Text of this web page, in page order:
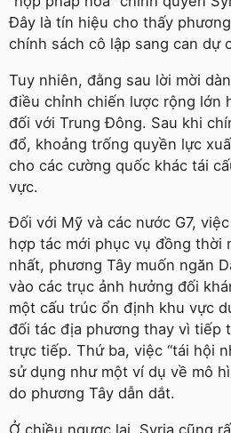
Đây là tín hiệu cho thấy
chính sách cô lập sang can dự
Tuy nhiên, đằng sau lời mời
điều chỉnh chiến lược rộng lớn
đối với Trung Đông. Sau khi
đổ, khoảng trống quyền lực
cho các cường quốc khác tái
vực.
Đối với Mỹ và các nước G7,
hợp tác mới phục vụ đồng thời
nhất, phương Tây muốn ngăn
vào các trục ảnh hưởng đối
một cấu trúc ổn định khu vực
đối tác địa phương thay vì tiếp
trực tiếp. Thứ ba, việc “tái hội
sử dụng như một ví dụ về mô
do phương Tây dẫn dắt.
Ở chiều ngược lại, Syria cũng